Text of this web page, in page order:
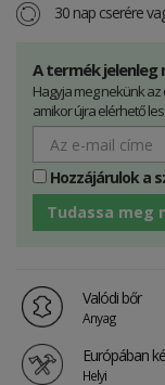
30 nap cserére
A termék jelenleg
Hagyja meg nekünk
amikor újra elérhető
Hozzájárulok a
Tudassa meg
Valódi bőr
Anyag
Európában
Helyi